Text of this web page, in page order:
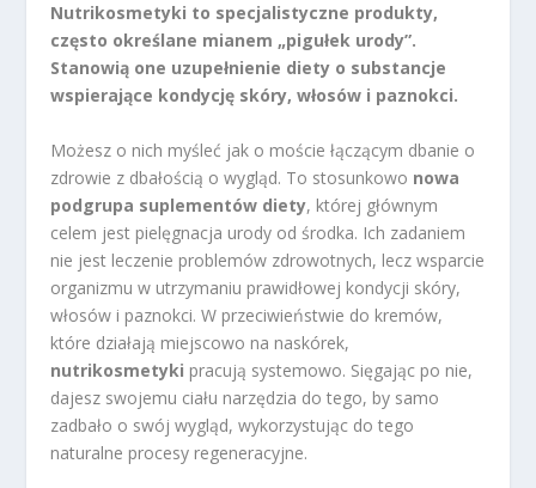
Nutrikosmetyki to specjalistyczne produkty,
często określane mianem „pigułek urody”.
Stanowią one uzupełnienie diety o substancje
wspierające kondycję skóry, włosów i paznokci.
Możesz o nich myśleć jak o moście łączącym dbanie o
zdrowie z dbałością o wygląd. To stosunkowo nowa
podgrupa suplementów diety, której głównym
celem jest pielęgnacja urody od środka. Ich zadaniem
nie jest leczenie problemów zdrowotnych, lecz wsparcie
organizmu w utrzymaniu prawidłowej kondycji skóry,
włosów i paznokci. W przeciwieństwie do kremów,
które działają miejscowo na naskórek,
nutrikosmetyki pracują systemowo. Sięgając po nie,
dajesz swojemu ciału narzędzia do tego, by samo
zadbało o swój wygląd, wykorzystując do tego
naturalne procesy regeneracyjne.